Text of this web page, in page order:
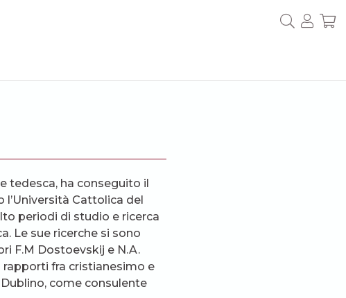
tedesca, ha conseguito il
Cattolica del
periodi di studio e ricerca
Le sue ricerche si sono
F.M Dostoevskij e N.A.
rapporti fra cristianesimo e
come consulente